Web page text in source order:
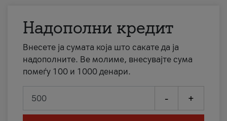
Надополни кредит
Внесете ја сумата која што сакате да ја
надополните. Ве молиме, внесувајте сума
помеѓу 100 и 1000 денари.
- +